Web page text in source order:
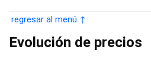
regresar al menú ↑
Evolución de precios